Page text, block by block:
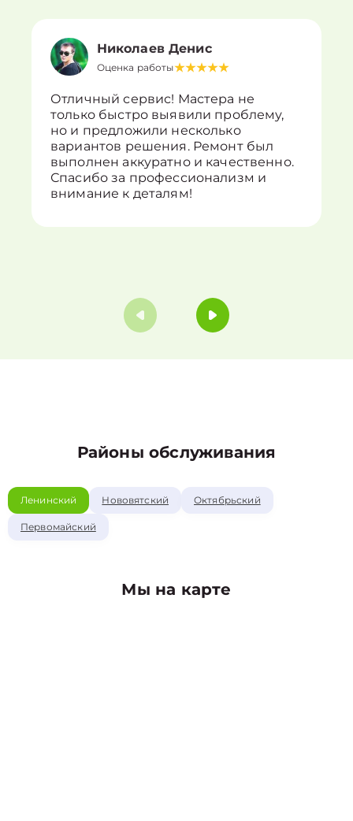
Николаев Денис
Оценка работы
Отличный сервис! Мастера не
только быстро выявили проблему,
но и предложили несколько
вариантов решения. Ремонт был
выполнен аккуратно и качественно.
Спасибо за профессионализм и
внимание к деталям!
Районы обслуживания
Ленинский Нововятский Октябрьский
Первомайский
Мы на карте